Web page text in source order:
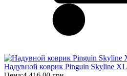
Надувной коврик Pinguin Skyline XL